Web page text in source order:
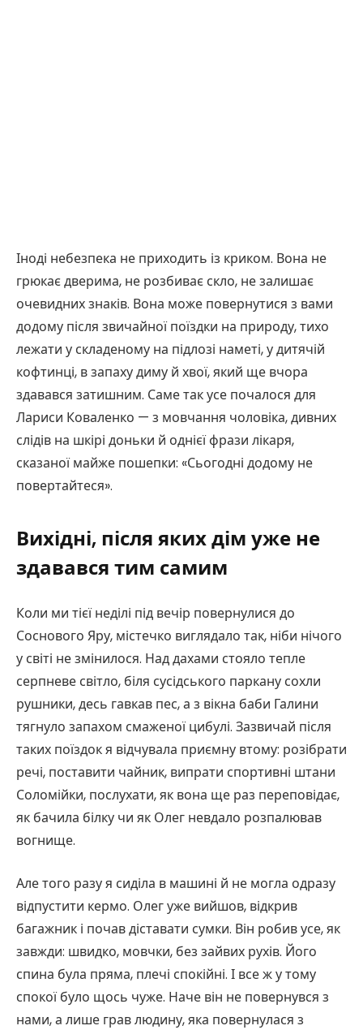
Іноді небезпека не приходить із криком. Вона не
грюкає дверима, не розбиває скло, не залишає
очевидних знаків. Вона може повернутися з вами
додому після звичайної поїздки на природу, тихо
лежати у складеному на підлозі наметі, у дитячій
кофтинці, в запаху диму й хвої, який ще вчора
здавався затишним. Саме так усе почалося для
Лариси Коваленко — з мовчання чоловіка, дивних
слідів на шкірі доньки й однієї фрази лікаря,
сказаної майже пошепки: «Сьогодні додому не
повертайтеся».
Вихідні, після яких дім уже не
здавався тим самим
Коли ми тієї неділі під вечір повернулися до
Соснового Яру, містечко виглядало так, ніби нічого
у світі не змінилося. Над дахами стояло тепле
серпневе світло, біля сусідського паркану сохли
рушники, десь гавкав пес, а з вікна баби Галини
тягнуло запахом смаженої цибулі. Зазвичай після
таких поїздок я відчувала приємну втому: розібрати
речі, поставити чайник, випрати спортивні штани
Соломійки, послухати, як вона ще раз переповідає,
як бачила білку чи як Олег невдало розпалював
вогнище.
Але того разу я сиділа в машині й не могла одразу
відпустити кермо. Олег уже вийшов, відкрив
багажник і почав діставати сумки. Він робив усе, як
завжди: швидко, мовчки, без зайвих рухів. Його
спина була пряма, плечі спокійні. І все ж у тому
спокої було щось чуже. Наче він не повернувся з
нами, а лише грав людину, яка повернулася з